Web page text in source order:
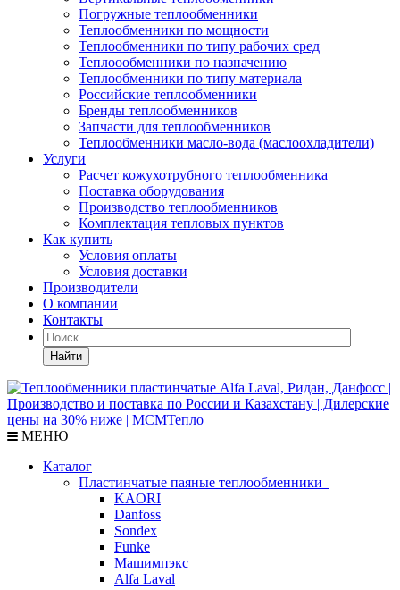
Погружные теплообменники
Теплообменники по мощности
Теплообменники по типу рабочих сред
Теплоообменники по назначению
Теплообменники по типу материала
Российские теплообменники
Бренды теплообменников
Запчасти для теплообменников
Теплообменники масло-вода (маслоохладители)
Услуги
Расчет кожухотрубного теплообменника
Поставка оборудования
Производство теплообменников
Комплектация тепловых пунктов
Как купить
Условия оплаты
Условия доставки
Производители
О компании
Контакты
Найти
МЕНЮ
Каталог
Пластинчатые паяные теплообменники
KAORI
Danfoss
Sondex
Funke
Машимпэкс
Alfa Laval